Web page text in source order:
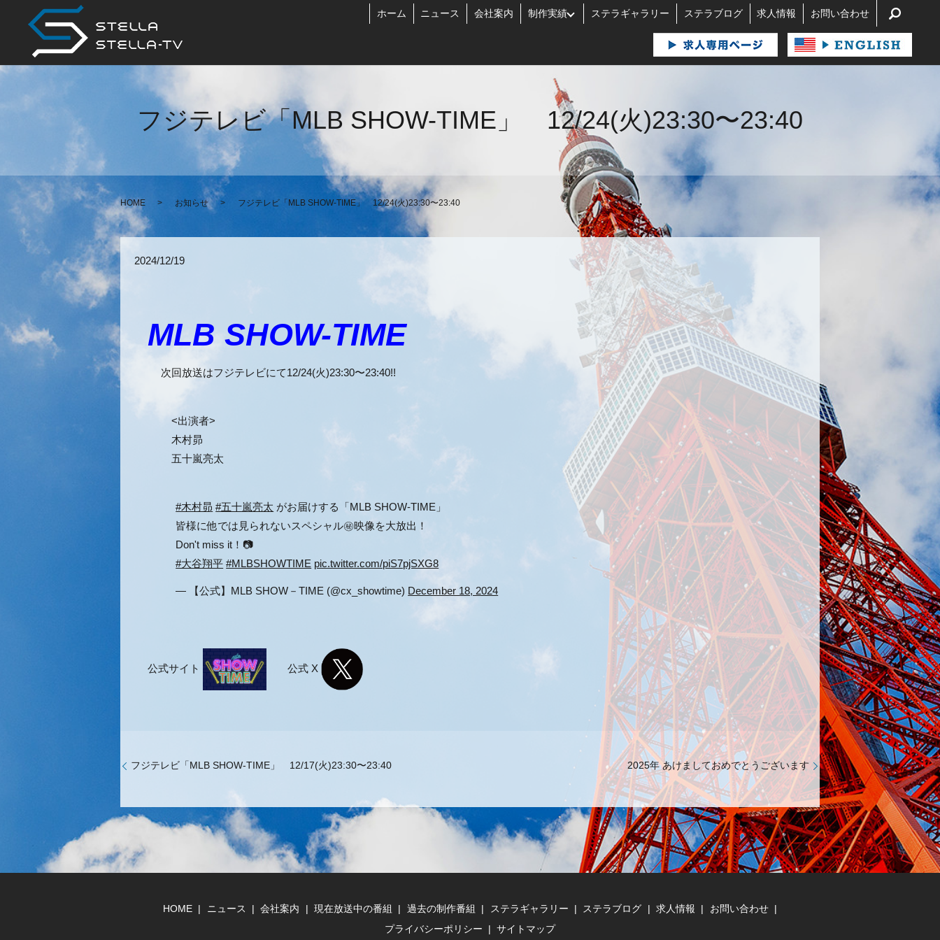
ホーム ニュース 会社案内 制作実績 ステラギャラリー ステラブログ 求人情報 お問い合わせ
フジテレビ「MLB SHOW-TIME」 12/24(火)23:30〜23:40
HOME お知らせ フジテレビ「MLB SHOW-TIME」 12/24(火)23:30〜23:40
2024/12/19
MLB SHOW-TIME
次回放送はフジテレビにて12/24(火)23:30〜23:40!!
<出演者>
木村昴
五十嵐亮太
#木村昴 #五十嵐亮太 がお届けする「MLB SHOW-TIME」
皆様に他では見られないスペシャル㊙️映像を大放出！
Don't miss it！📷
#大谷翔平 #MLBSHOWTIME pic.twitter.com/piS7pjSXG8
— 【公式】MLB SHOW－TIME (@cx_showtime) December 18, 2024
公式サイト 公式 X
フジテレビ「MLB SHOW-TIME」 12/17(火)23:30〜23:40 2025年 あけましておめでとうございます
HOME ニュース 会社案内 現在放送中の番組 過去の制作番組 ステラギャラリー ステラブログ 求人情報
お問い合わせ
プライバシーポリシー
サイトマップ